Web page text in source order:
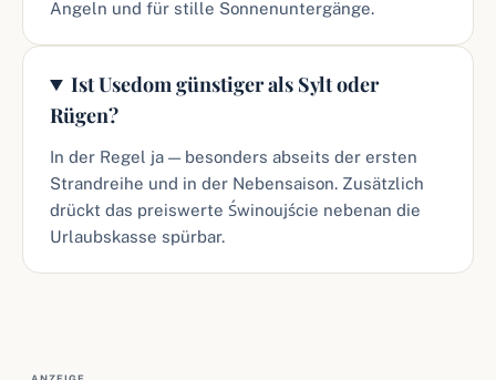
Angeln und für stille Sonnenuntergänge.
Ist Usedom günstiger als Sylt oder
Rügen?
In der Regel ja — besonders abseits der ersten
Strandreihe und in der Nebensaison. Zusätzlich
drückt das preiswerte Świnoujście nebenan die
Urlaubskasse spürbar.